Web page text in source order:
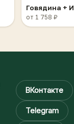
Говядина +
от 1 758 ₽
ВКонтакте
Telegram